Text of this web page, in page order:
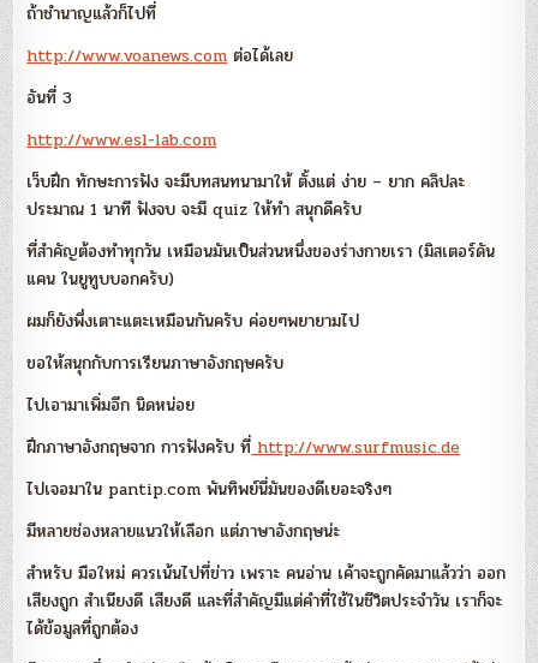
ถ้าชำนาญแล้วก็ไปที่
http://www.voanews.com ต่อได้เลย
อันที่ 3
http://www.esl-lab.com
เว็บฝึก ทักษะการฟัง จะมีบทสนทนามาให้ ตั้งแต่ ง่าย – ยาก คลิปละ
ประมาณ 1 นาที ฟังจบ จะมี quiz ให้ทำ สนุกดีครับ
ที่สำคัญต้องทำทุกวัน เหมือนมันเป็นส่วนหนึ่งของร่างกายเรา (มิสเตอร์ดัน
แคน ในยูทูบบอกครับ)
ผมก็ยังพึ่งเตาะแตะเหมือนกันครับ ค่อยๆพยายามไป
ขอให้สนุกกับการเรียนภาษาอังกฤษครับ
ไปเอามาเพิ่มอีก นิดหน่อย
ฝึกภาษาอังกฤษจาก การฟังครับ ที่ http://www.surfmusic.de
ไปเจอมาใน pantip.com พันทิพย์นี่มันของดีเยอะจริงๆ
มีหลายช่องหลายแนวให้เลือก แต่ภาษาอังกฤษน่ะ
สำหรับ มือใหม่ ควรเน้นไปที่ข่าว เพราะ คนอ่าน เค้าจะถูกคัดมาแล้วว่า ออก
เสียงถูก สำเนียงดี เสียงดี และที่สำคัญมีแต่คำที่ใช้ในชีวิตประจำวัน เราก็จะ
ได้ข้อมูลที่ถูกต้อง